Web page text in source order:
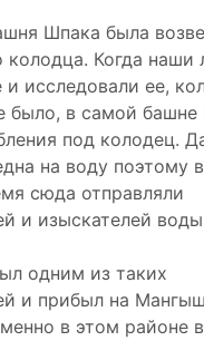
Шпака была
колодца. Когда наши
исследовали ее,
было, в самой башне
под колодец.
на воду поэтому в
сюда отправляли
и изыскателей
одним из таких
и прибыл на
в этом районе